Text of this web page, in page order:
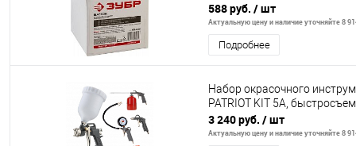
588 руб. / шт
Актуальную цену и наличие уточняйте 8
Подробнее
Набор окрасочного
PATRIOT KIT 5A,
3 240 руб. / шт
Актуальную цену и наличие уточняйте 8